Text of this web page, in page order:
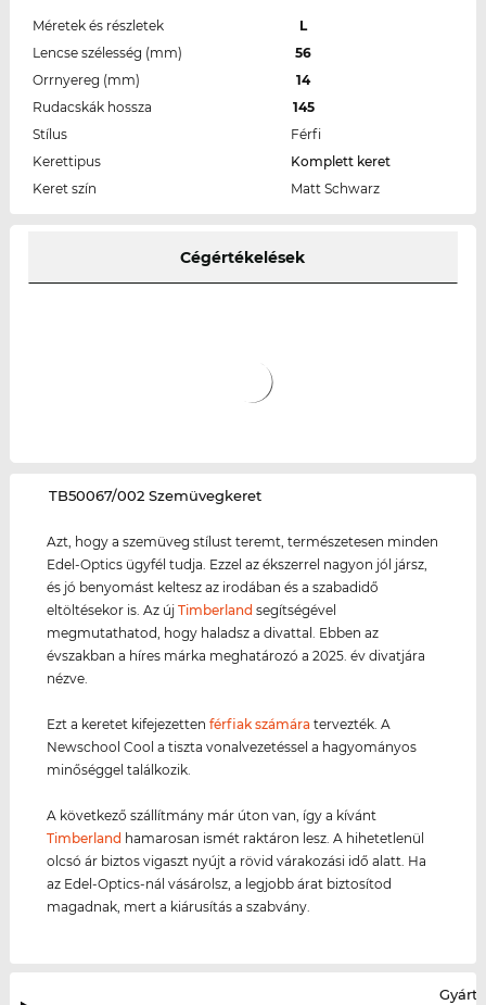
Méretek és részletek
L
Lencse szélesség (mm)
56
Orrnyereg (mm)
14
Rudacskák hossza
145
Stílus
Férfi
Kerettipus
Komplett keret
Keret szín
Matt Schwarz
Cégértékelések
‌TB50067/002 Szemüvegkeret
Azt, hogy a szemüveg stílust teremt, természetesen minden
Edel-Optics ügyfél tudja. Ezzel az ékszerrel nagyon jól jársz,
és jó benyomást keltesz az irodában és a szabadidő
eltöltésekor is. Az újTimberland segítségével
megmutathatod, hogy haladsz a divattal. Ebben az
évszakban a híres márka meghatározó a 2025. év divatjára
nézve.
Ezt a keretet kifejezettenférfiak számára tervezték. A
Newschool Cool a tiszta vonalvezetéssel a hagyományos
minőséggel találkozik.
A következő szállítmány már úton van, így a kívánt
Timberland hamarosan ismét raktáron lesz. A hihetetlenül
olcsó ár biztos vigaszt nyújt a rövid várakozási idő alatt. Ha
az Edel-Optics-nál vásárolsz, a legjobb árat biztosítod
magadnak, mert a kiárusítás a szabvány.